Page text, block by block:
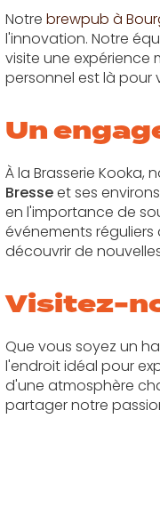
Notre brewpub à
l'innovation. Notre
visite une expérience
personnel est là pour
Un
À la Brasserie
Bresseet ses
en l'importance de
événements réguliers
découvrir de
Visitez-
Que vous soyez un
l'endroit idéal pour
d'une atmosphère
partager notre